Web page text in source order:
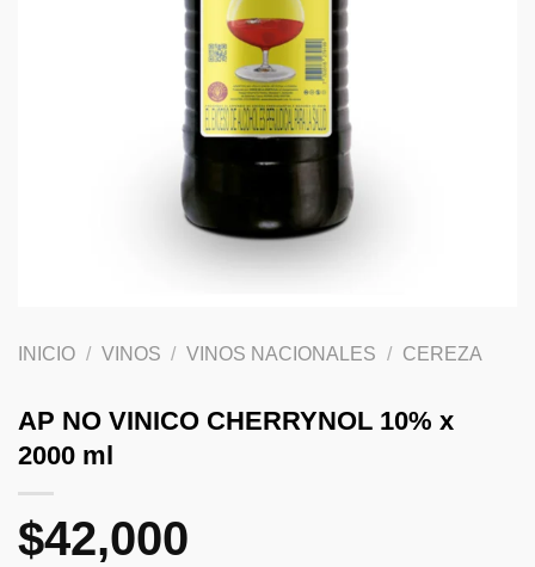
INICIO / VINOS / VINOS NACIONALES / CEREZA
AP NO VINICO CHERRYNOL 10% x
2000 ml
$42,000